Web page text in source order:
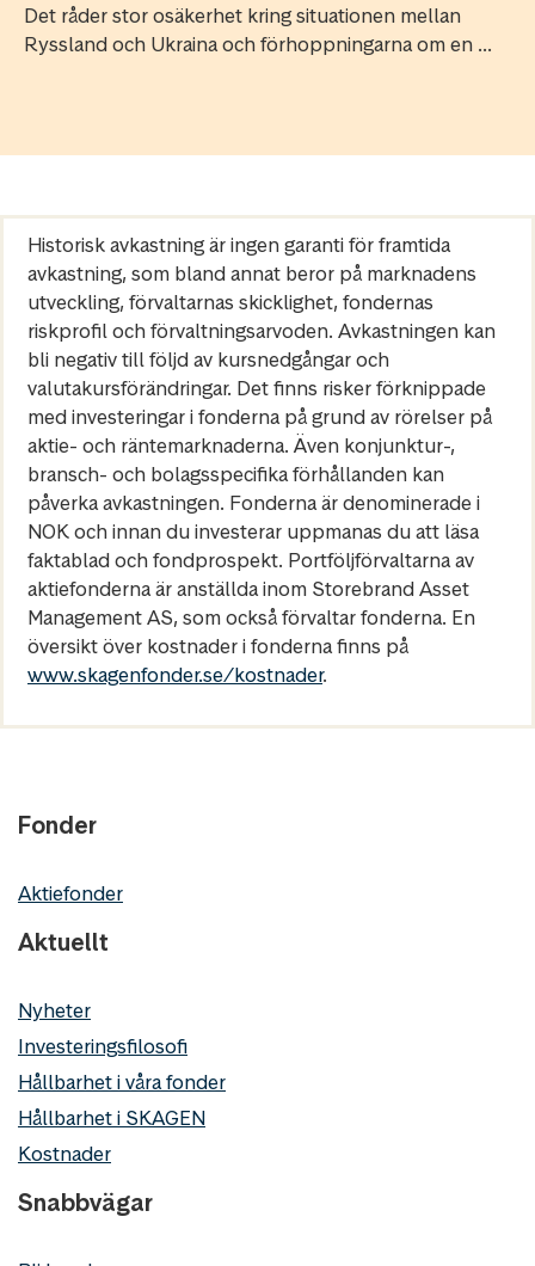
Det råder stor osäkerhet kring situationen mellan
Ryssland och Ukraina och förhoppningarna om en ...
Historisk avkastning är ingen garanti för framtida
avkastning, som bland annat beror på marknadens
utveckling, förvaltarnas skicklighet, fondernas
riskprofil och förvaltningsarvoden. Avkastningen kan
bli negativ till följd av kursnedgångar och
valutakursförändringar. Det finns risker förknippade
med investeringar i fonderna på grund av rörelser på
aktie- och räntemarknaderna. Även konjunktur-,
bransch- och bolagsspecifika förhållanden kan
påverka avkastningen. Fonderna är denominerade i
NOK och innan du investerar uppmanas du att läsa
faktablad och fondprospekt. Portföljförvaltarna av
aktiefonderna är anställda inom Storebrand Asset
Management AS, som också förvaltar fonderna. En
översikt över kostnader i fonderna finns på
www.skagenfonder.se/kostnader.
Fonder
Aktiefonder
Aktuellt
Nyheter
Investeringsfilosofi
Hållbarhet i våra fonder
Hållbarhet i SKAGEN
Kostnader
Snabbvägar